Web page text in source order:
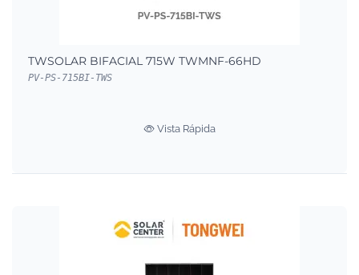
TWSOLAR BIFACIAL 715W TWMNF-66HD
PV-PS-715BI-TWS
Vista Rápida